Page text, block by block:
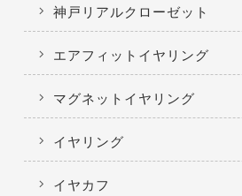
神戸リアルクローゼット
エアフィットイヤリング
マグネットイヤリング
イヤリング
イヤカフ